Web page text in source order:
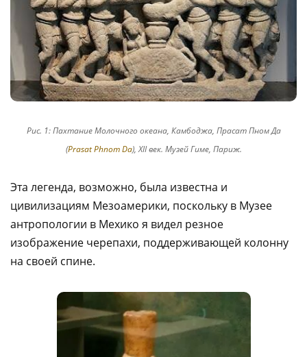
Рис. 1: Пахтание Молочного океана, Камбоджа, Прасат Пном Да
(Prasat Phnom Da), XII век. Музей Гиме, Париж.
Эта легенда, возможно, была известна и
цивилизациям Мезоамерики, поскольку в Музее
антропологии в Мехико я видел резное
изображение черепахи, поддерживающей колонну
на своей спине.